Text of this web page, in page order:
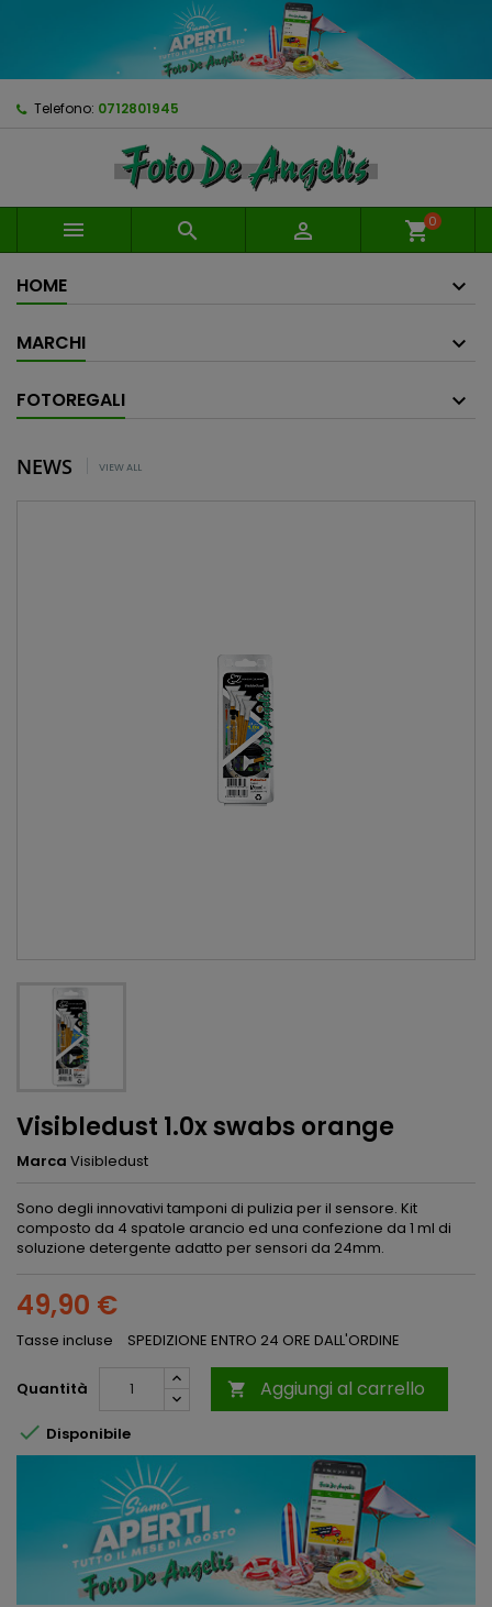
Telefono: 0712801945
   shopping_cart0
HOME
MARCHI
FOTOREGALI
NEWS VIEW ALL
Visibledust 1.0x swabs orange
Marca Visibledust
Sono degli innovativi tamponi di pulizia per il sensore. Kit
composto da 4 spatole arancio ed una confezione da 1 ml di
soluzione detergente adatto per sensori da 24mm.
49,90 €
Tasse incluse SPEDIZIONE ENTRO 24 ORE DALL'ORDINE
Quantità  Aggiungi al carrello
 Disponibile